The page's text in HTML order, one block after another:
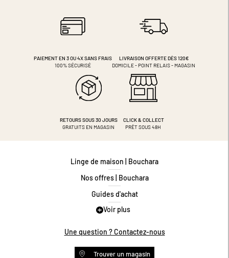
PAIEMENT EN 3 OU 4XSANS FRAIS
100% SÉCURISÉ
LIVRAISON OFFERTE DÈS 120€
DOMICILE - POINT RELAIS - MAGASIN
RETOURS SOUS 30 JOURS
GRATUITS EN MAGASIN
CLICK & COLLECT
PRÊT SOUS 48H
Linge de maison | Bouchara
Nos offres | Bouchara
Guides d'achat
Guide des tailles
Voir plus
Une question ? Contactez-nous
Trouver un magasin